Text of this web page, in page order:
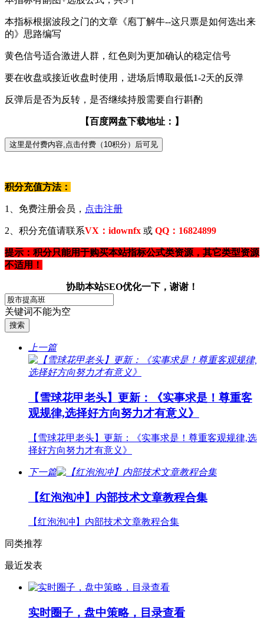
本指标根据波段之门的文章《庖丁解牛--这只票是如何选出来
的》思路编写
黄色信号适合激进人群，红色则为更加确认的稳定信号
要在收盘或接近收盘时使用，进场后博取最低1-2天的反弹
反弹后是否为反转，是否继续持股需要自行斟酌
【百度网盘下载地址：】
积分充值方法：
1、免费注册会员， 点击注册
2、积分充值请联系VX：idownfx 或 QQ：16824899
提示：积分只能用于购买本站指标公式类资源，其它类型资源
不适用！
协助本站SEO优化一下，谢谢！
关键词不能为空
上一篇
【雪球花甲老头】更新：《实事求是！尊重客
观规律,选择好方向努力才有意义》
【雪球花甲老头】更新：《实事求是！尊重客观规律,选
择好方向努力才有意义》
下一篇
【红泡泡冲】内部技术文章教程合集
【红泡泡冲】内部技术文章教程合集
同类推荐
最近发表
实时圈子，盘中策略，目录查看